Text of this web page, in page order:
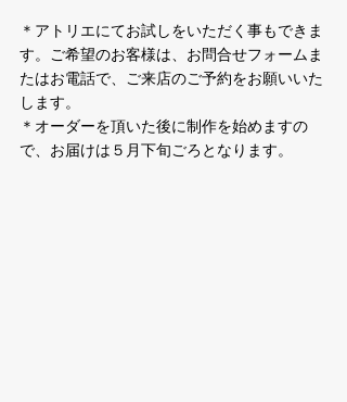
＊アトリエにてお試しをいただく事もできま
す。ご希望のお客様は、お問合せフォームま
たはお電話で、ご来店のご予約をお願いいた
します。
＊オーダーを頂いた後に制作を始めますの